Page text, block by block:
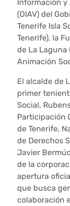
c
o
n
g
r
e
g
a
a
m
Información
(OIAV) del
Tenerife Isla
Tenerife), la
de La Laguna
Animación
El alcalde de
primer
Social,
Participación
de Tenerife,
de Derechos
Javier
de la
apertura
que busca
colaboración